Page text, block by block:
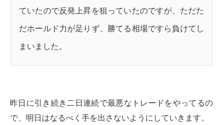
ていたので反発上昇を狙っていたのですが、ただた
だホールド力が足りず、勝てる相場ですら負けてし
まいました。
昨日に引き続き二日連続で最悪なトレードをやってるの
で、明日はなるべく手を出さないようにしていきます。